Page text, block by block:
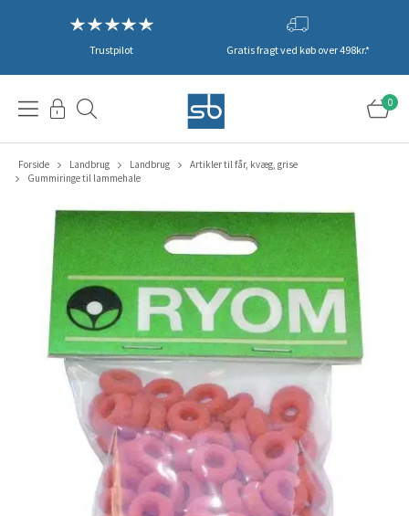
Trustpilot Gratis fragt ved køb over 498kr.*
0
Forside Landbrug Landbrug
Artikler til får, kvæg, grise
Gummiringe til lammehale